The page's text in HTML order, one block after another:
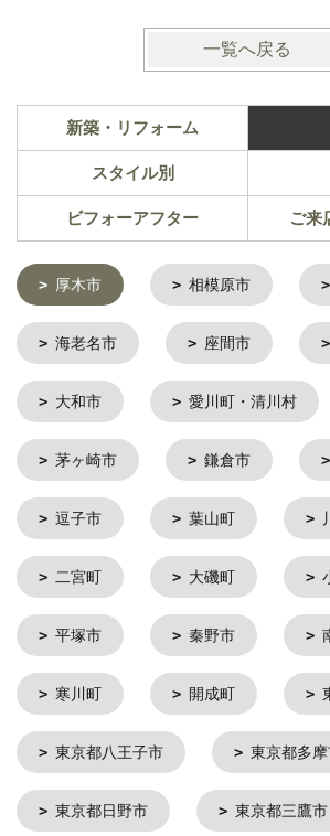
一覧へ戻る
新築・リフォーム
スタイル別
ビフォーアフター ご来
厚木市 相模原市
海老名市 座間市
大和市 愛川町・清川村
茅ヶ崎市 鎌倉市
逗子市 葉山町
二宮町 大磯町
平塚市 秦野市
寒川町 開成町
東京都八王子市 東京都多
東京都日野市 東京都三鷹市